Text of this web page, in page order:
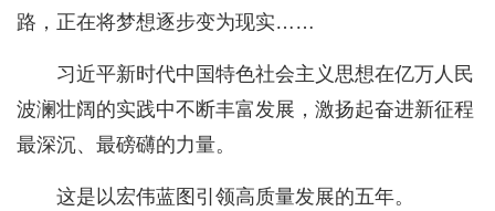
路，正在将梦想逐步变为现实……
习近平新时代中国特色社会主义思想在亿万人民
波澜壮阔的实践中不断丰富发展，激扬起奋进新征程
最深沉、最磅礴的力量。
这是以宏伟蓝图引领高质量发展的五年。